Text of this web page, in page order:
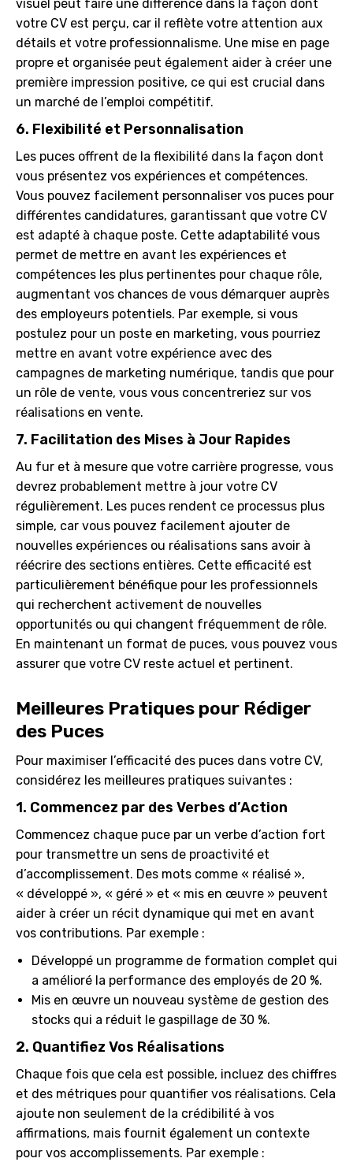
visuel peut faire une différence dans la façon dont
votre CV est perçu, car il reflète votre attention aux
détails et votre professionnalisme. Une mise en page
propre et organisée peut également aider à créer une
première impression positive, ce qui est crucial dans
un marché de l’emploi compétitif.
6. Flexibilité et Personnalisation
Les puces offrent de la flexibilité dans la façon dont
vous présentez vos expériences et compétences.
Vous pouvez facilement personnaliser vos puces pour
différentes candidatures, garantissant que votre CV
est adapté à chaque poste. Cette adaptabilité vous
permet de mettre en avant les expériences et
compétences les plus pertinentes pour chaque rôle,
augmentant vos chances de vous démarquer auprès
des employeurs potentiels. Par exemple, si vous
postulez pour un poste en marketing, vous pourriez
mettre en avant votre expérience avec des
campagnes de marketing numérique, tandis que pour
un rôle de vente, vous vous concentreriez sur vos
réalisations en vente.
7. Facilitation des Mises à Jour Rapides
Au fur et à mesure que votre carrière progresse, vous
devrez probablement mettre à jour votre CV
régulièrement. Les puces rendent ce processus plus
simple, car vous pouvez facilement ajouter de
nouvelles expériences ou réalisations sans avoir à
réécrire des sections entières. Cette efficacité est
particulièrement bénéfique pour les professionnels
qui recherchent activement de nouvelles
opportunités ou qui changent fréquemment de rôle.
En maintenant un format de puces, vous pouvez vous
assurer que votre CV reste actuel et pertinent.
Meilleures Pratiques pour Rédiger
des Puces
Pour maximiser l’efficacité des puces dans votre CV,
considérez les meilleures pratiques suivantes :
1. Commencez par des Verbes d’Action
Commencez chaque puce par un verbe d’action fort
pour transmettre un sens de proactivité et
d’accomplissement. Des mots comme « réalisé »,
« développé », « géré » et « mis en œuvre » peuvent
aider à créer un récit dynamique qui met en avant
vos contributions. Par exemple :
Développé un programme de formation complet qui
a amélioré la performance des employés de 20 %.
Mis en œuvre un nouveau système de gestion des
stocks qui a réduit le gaspillage de 30 %.
2. Quantifiez Vos Réalisations
Chaque fois que cela est possible, incluez des chiffres
et des métriques pour quantifier vos réalisations. Cela
ajoute non seulement de la crédibilité à vos
affirmations, mais fournit également un contexte
pour vos accomplissements. Par exemple :